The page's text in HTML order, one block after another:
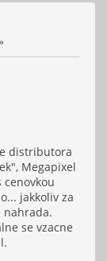
distributora
Megapixel
cenovkou
jakkoliv za
nahrada.
se vzacne